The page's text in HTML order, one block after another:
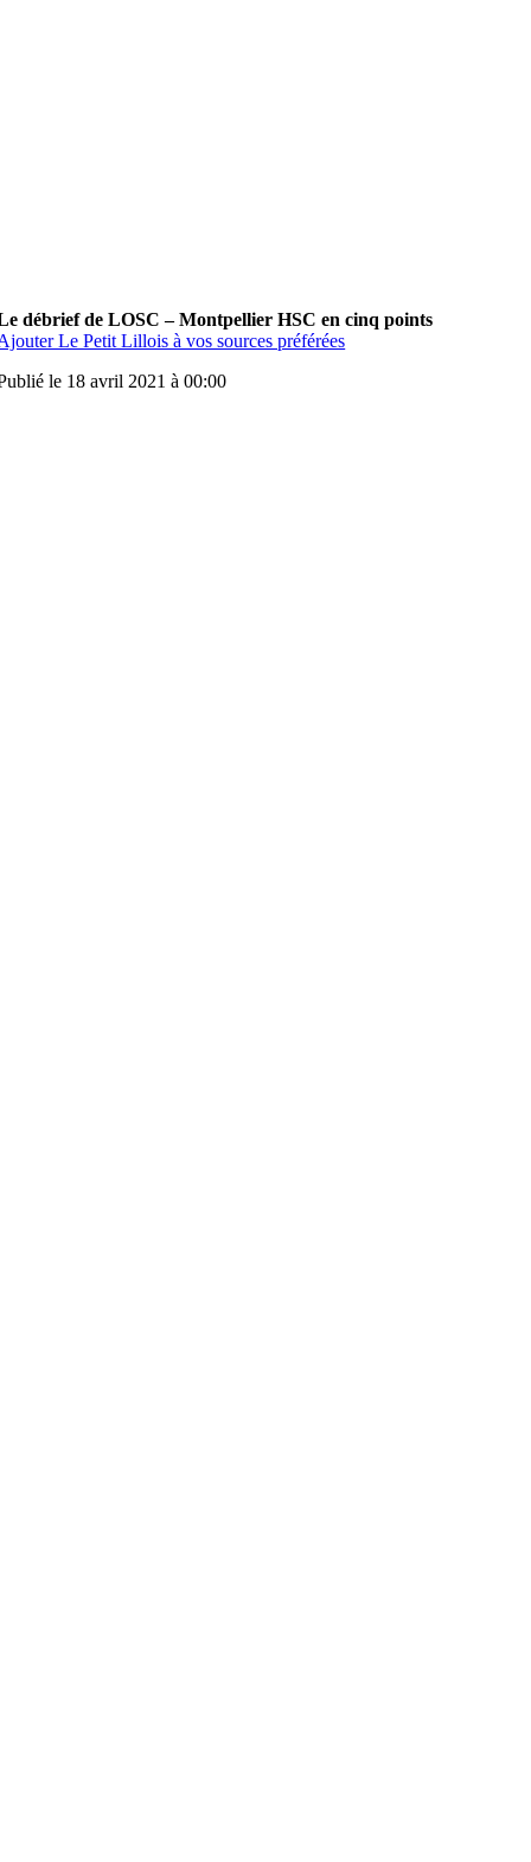
débrief de LOSC – Montpellier HSC en cinq points
Le Petit Lillois à vos sources préférées
le 18 avril 2021 à 00:00